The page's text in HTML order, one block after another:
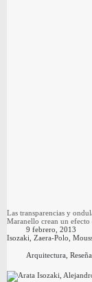
Las transparencias y
Maranello crean un
9 febrero, 2013
Isozaki, Zaera-Polo,
Arquitectura,